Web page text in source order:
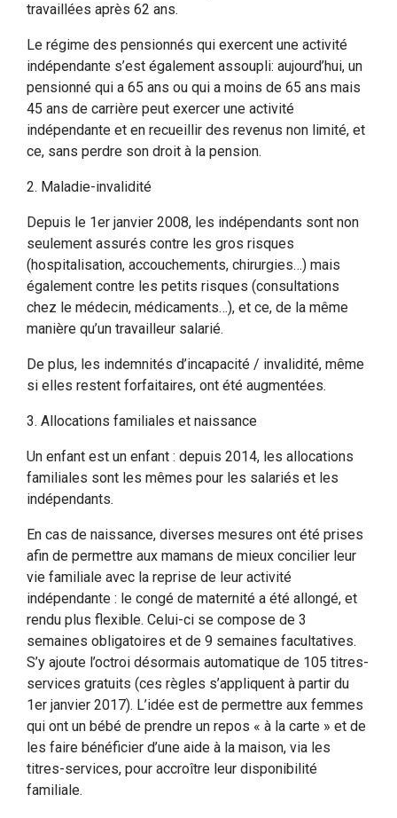
travaillées après 62 ans.
Le régime des pensionnés qui exercent une activité
indépendante s’est également assoupli: aujourd’hui, un
pensionné qui a 65 ans ou qui a moins de 65 ans mais
45 ans de carrière peut exercer une activité
indépendante et en recueillir des revenus non limité, et
ce, sans perdre son droit à la pension.
2. Maladie-invalidité
Depuis le 1er janvier 2008, les indépendants sont non
seulement assurés contre les gros risques
(hospitalisation, accouchements, chirurgies…) mais
également contre les petits risques (consultations
chez le médecin, médicaments…), et ce, de la même
manière qu’un travailleur salarié.
De plus, les indemnités d’incapacité / invalidité, même
si elles restent forfaitaires, ont été augmentées.
3. Allocations familiales et naissance
Un enfant est un enfant : depuis 2014, les allocations
familiales sont les mêmes pour les salariés et les
indépendants.
En cas de naissance, diverses mesures ont été prises
afin de permettre aux mamans de mieux concilier leur
vie familiale avec la reprise de leur activité
indépendante : le congé de maternité a été allongé, et
rendu plus flexible. Celui-ci se compose de 3
semaines obligatoires et de 9 semaines facultatives.
S’y ajoute l’octroi désormais automatique de 105 titres-
services gratuits (ces règles s’appliquent à partir du
1er janvier 2017). L’idée est de permettre aux femmes
qui ont un bébé de prendre un repos « à la carte » et de
les faire bénéficier d’une aide à la maison, via les
titres-services, pour accroître leur disponibilité
familiale.